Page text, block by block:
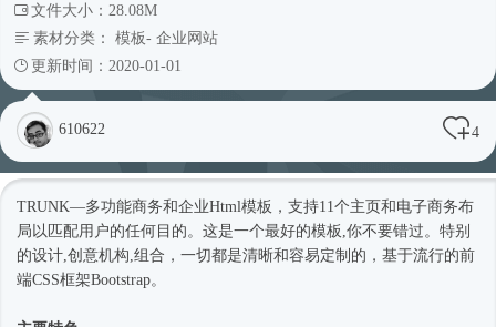
文件大小：28.08M
素材分类： 模板- 企业网站
更新时间：2020-01-01
610622 4
TRUNK—多功能商务和企业Html模板 ，支持11个主页和电子商务布
局以匹配用户的任何目的。这是一个最好的模板,你不要错过。特别
的设计,创意机构,组合，一切都是清晰和容易定制的，基于流行的前
端CSS框架Bootstrap。